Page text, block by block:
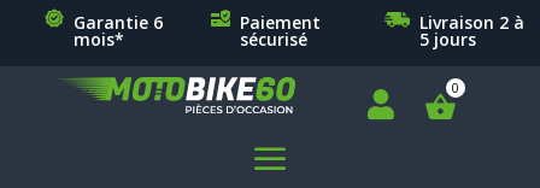
Garantie 6
mois*
Paiement
sécurisé
Livraison 2 à
5 jours

a